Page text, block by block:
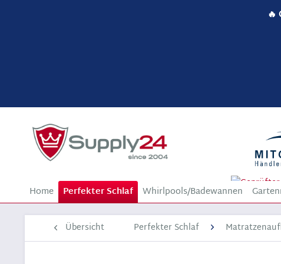
Home Perfekter Schlaf Whirlpools/Badewannen
Übersicht Perfekter Schlaf